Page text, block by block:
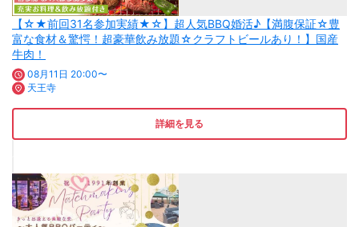
【☆★前回31名参加実績★☆】超人気BBQ婚活♪【満腹保証☆豊
富な食材＆驚愕！超豪華飲み放題☆クラフトビールあり！】国産
牛肉！
08月11日 20:00〜
天王寺
詳細を見る